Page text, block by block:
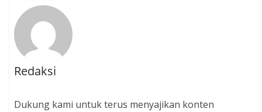
Redaksi
Dukung kami untuk terus menyajikan konten